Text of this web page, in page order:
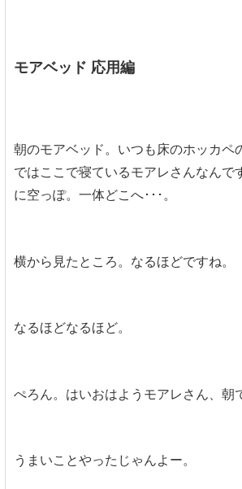
モアベッド 応用編
朝のモアベッド。いつも床のホッカペ
ではここで寝ているモアレさんなんで
に空っぽ。一体どこへ･･･。
横から見たところ。なるほどですね。
なるほどなるほど。
ぺろん。はいおはようモアレさん、朝
うまいことやったじゃんよー。